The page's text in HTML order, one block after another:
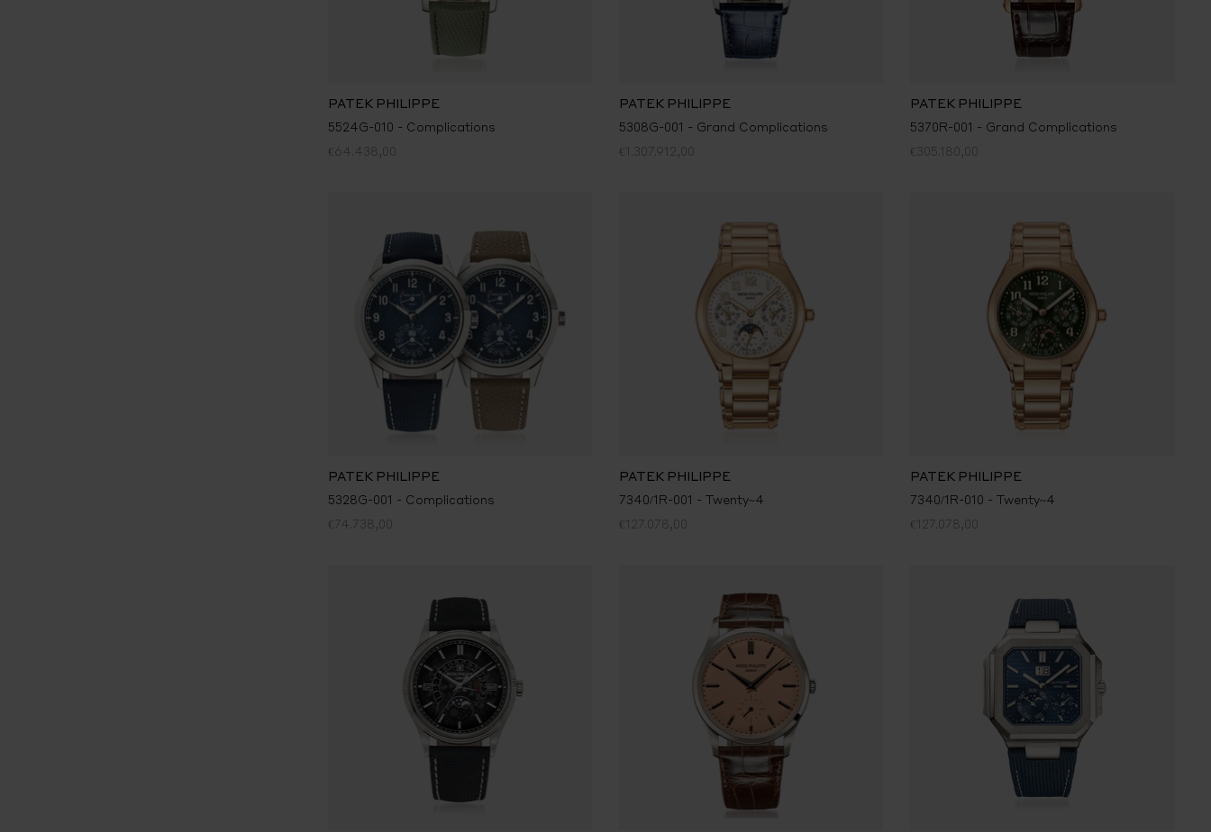
PATEK PHILIPPE
5524G-010 - Complications
€64.438,00
PATEK PHILIPPE
5308G-001 - Grand Complications
€1.307.912,00
PATEK PHILIPPE
5370R-001 - Grand Complications
€305.180,00
PATEK PHILIPPE
5328G-001 - Complications
€74.738,00
PATEK PHILIPPE
7340/1R-001 - Twenty~4
€127.078,00
PATEK PHILIPPE
7340/1R-010 - Twenty~4
€127.078,00